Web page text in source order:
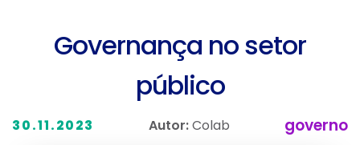
Governança no setor
público
30.11.2023 Autor:Colab governo